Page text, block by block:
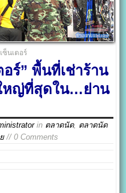
ซ็นเตอร์
ร์” พื้นที่เช่าร้าน
หญ่ที่สุดใน…ย่าน
in ตลาดนัด, ตลาดนัด
// 0 Comments